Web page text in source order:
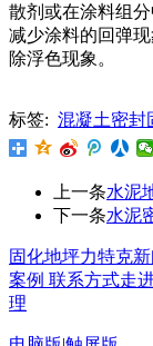
散剂或在涂料组
减少涂料的回弹
除浮色现象。
标签: 混凝土密封
上一条水泥
下一条水泥
固化地坪力特克新
案例 联系方式走
理